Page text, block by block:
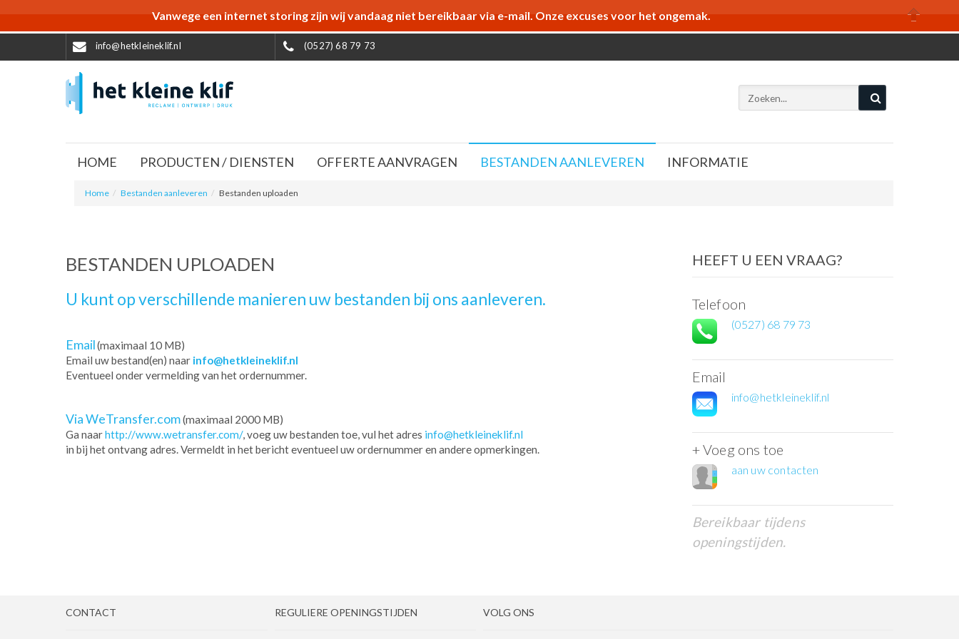
Vanwege een internet storing zijn wij vandaag niet bereikbaar via e-mail. Onze excuses voor het ongemak.
info@hetkleineklif.nl (0527) 68 79 73
HOME PRODUCTEN / DIENSTEN OFFERTE AANVRAGEN BESTANDEN AANLEVEREN INFORMATIE
Home Bestanden aanleveren Bestanden uploaden
BESTANDEN UPLOADEN
U kunt op verschillende manieren uw bestanden bij ons aanleveren.
Email(maximaal 10 MB)
Email uw bestand(en) naar info@hetkleineklif.nl
Eventueel onder vermelding van het ordernummer.
Via WeTransfer.com(maximaal 2000 MB)
Ga naarhttp://www.wetransfer.com/, voeg uw bestanden toe, vul het adres info@hetkleineklif.nl
in bij het ontvang adres. Vermeldt in het bericht eventueel uw ordernummer en andere opmerkingen.
HEEFT U EEN VRAAG?
Telefoon
(0527) 68 79 73
Email
info@hetkleineklif.nl
+ Voeg ons toe
aan uw contacten
Bereikbaar tijdens
openingstijden.
CONTACT REGULIERE OPENINGSTIJDEN VOLG ONS